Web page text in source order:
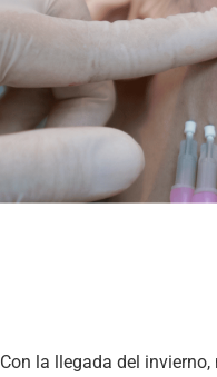
Con la llegada del